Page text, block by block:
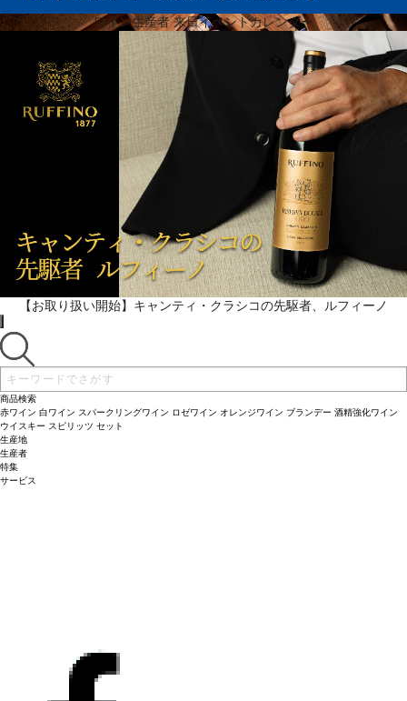
ワイン生産者 来日イベントカレンダー
【お取り扱い開始】キャンティ・クラシコの先駆者、ルフィーノ
商品検索
赤ワイン 白ワイン スパークリングワイン ロゼワイン オレンジワイン ブランデー 酒精強化ワイン
ウイスキー スピリッツ セット
生産地
生産者
特集
サービス